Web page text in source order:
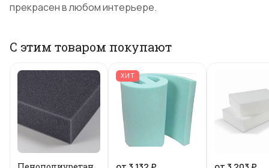
прекрасен в любом интерьере.
С этим товаром покупают
ХИТ